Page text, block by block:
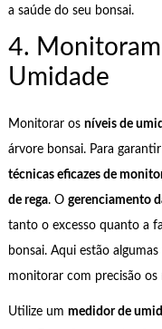
a saúde do seu bonsai.
4.
Umidade
Monitorar os níveis de
árvore bonsai. Para
técnicas eficazes de
de rega. O gerenciamento
tanto o excesso quanto a
bonsai. Aqui estão algumas
monitorar com precisão os
Utilize um medidor de